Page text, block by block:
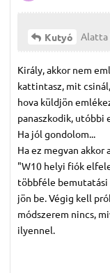
Kutyó Alatta
Király, akkor nem
kattintasz, mit
hova küldjön
panaszkodik, utóbbi
Ha jól gondolom...
Ha ez megvan
"W10 helyi fiók
többféle bemutatási
jön be. Végig kell
módszerem nincs,
ilyennel.